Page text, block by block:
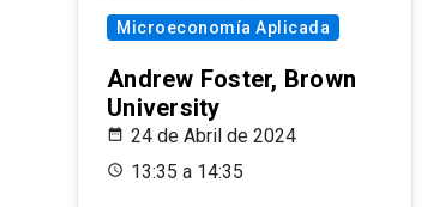
Microeconomía Aplicada
Andrew Foster, Brown
University
24 de Abril de 2024
13:35 a 14:35